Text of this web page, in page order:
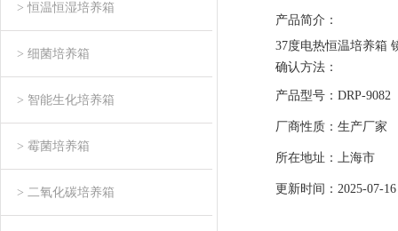
产品简介：
37度电热恒温培养箱
确认方法：
1）检测设备：温度
度值下，共10个检测
产品型号：DRP-9082
厂商性质：生产厂家
所在地址：上海市
更新时间：2025-07-16
> 恒温恒湿培养箱
> 细菌培养箱
> 智能生化培养箱
> 霉菌培养箱
> 二氧化碳培养箱